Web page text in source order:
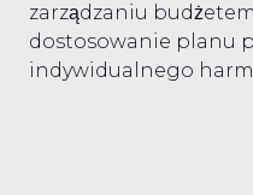
zarządzaniu
dostosowanie planu
indywidualnego